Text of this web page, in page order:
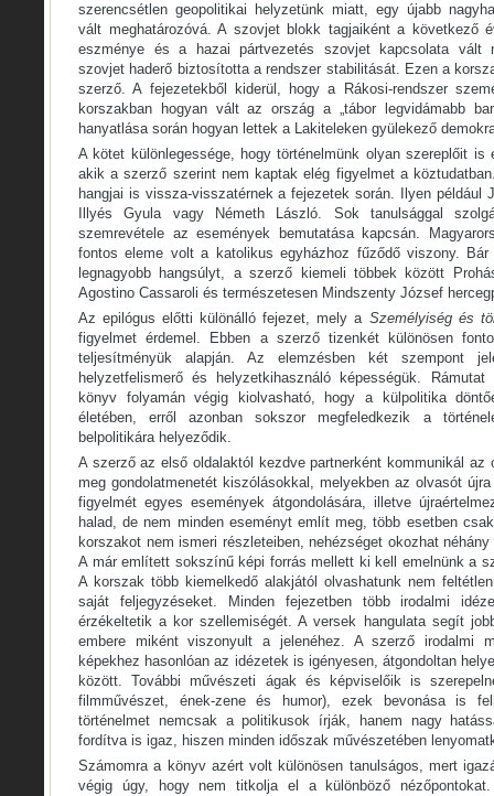
szerencsétlen geopolitikai helyzetünk miatt, egy újabb
vált meghatározóvá. A szovjet blokk tagjaiként a következő
eszménye és a hazai pártvezetés szovjet kapcsolata vált
szovjet haderő biztosította a rendszer stabilitását. Ezen a
szerző. A fejezetekből kiderül, hogy a Rákosi-rendszer
korszakban hogyan vált az ország a „tábor legvidámabb
hanyatlása során hogyan lettek a Lakiteleken gyülekező
A kötet különlegessége, hogy történelmünk olyan szereplőit is
akik a szerző szerint nem kaptak elég figyelmet a
hangjai is vissza-visszatérnek a fejezetek során. Ilyen például
Illyés Gyula vagy Németh László. Sok tanulsággal
szemrevétele az események bemutatása kapcsán.
fontos eleme volt a katolikus egyházhoz fűződő viszony.
legnagyobb hangsúlyt, a szerző kiemeli többek között
Agostino Cassaroli és természetesen Mindszenty József
Az epilógus előtti különálló fejezet, mely a Személyiség és
figyelmet érdemel. Ebben a szerző tizenkét különösen
teljesítményük alapján. Az elemzésben két szempont
helyzetfelismerő és helyzetkihasználó képességük.
könyv folyamán végig kiolvasható, hogy a külpolitika
életében, erről azonban sokszor megfeledkezik a
belpolitikára helyeződik.
A szerző az első oldalaktól kezdve partnerként kommunikál az
meg gondolatmenetét kiszólásokkal, melyekben az olvasót
figyelmét egyes események átgondolására, illetve
halad, de nem minden eseményt említ meg, több esetben
korszakot nem ismeri részleteiben, nehézséget okozhat
A már említett sokszínű képi forrás mellett ki kell emelnünk a
A korszak több kiemelkedő alakjától olvashatunk nem
saját feljegyzéseket. Minden fejezetben több irodalmi
érzékeltetik a kor szellemiségét. A versek hangulata segít
embere miként viszonyult a jelenéhez. A szerző irodalmi
képekhez hasonlóan az idézetek is igényesen, átgondoltan
között. További művészeti ágak és képviselőik is
filmművészet, ének-zene és humor), ezek bevonása is
történelmet nemcsak a politikusok írják, hanem nagy
fordítva is igaz, hiszen minden időszak művészetében
Számomra a könyv azért volt különösen tanulságos, mert
végig úgy, hogy nem titkolja el a különböző